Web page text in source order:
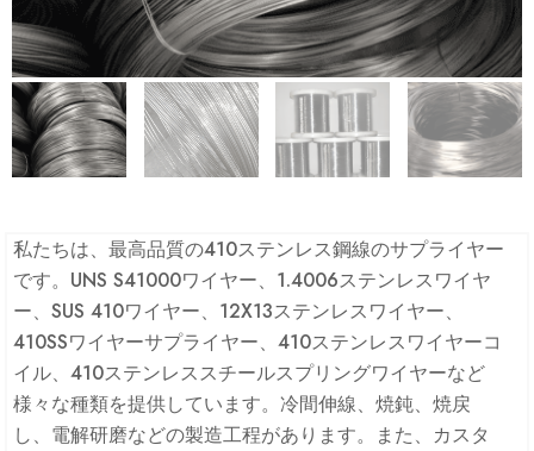
私たちは、最高品質の410ステンレス鋼線のサプライヤー
です。UNS S41000ワイヤー、1.4006ステンレスワイヤ
ー、SUS 410ワイヤー、12X13ステンレスワイヤー、
410SSワイヤーサプライヤー、410ステンレスワイヤーコ
イル、410ステンレススチールスプリングワイヤーなど
様々な種類を提供しています。冷間伸線、焼鈍、焼戻
し、電解研磨などの製造工程があります。また、カスタ